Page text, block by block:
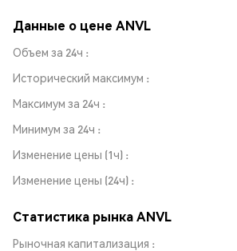
Данные о цене ANVL
Объем за 24ч
Исторический максимум
Максимум за 24ч
Минимум за 24ч
Изменение цены (1ч)
Изменение цены (24ч)
Статистика рынка ANVL
Рыночная капитализация